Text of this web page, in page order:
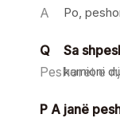
A
Po,
Q
Sa
Peshoret e
kamioni
P A janë